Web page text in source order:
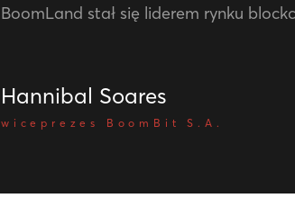
BoomLand stał się liderem rynku
Hannibal Soares
wiceprezes BoomBit S.A.